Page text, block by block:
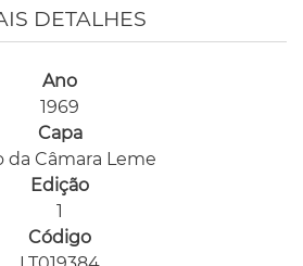
DETALHES
Ano
1969
Capa
da Câmara Leme
Edição
1
Código